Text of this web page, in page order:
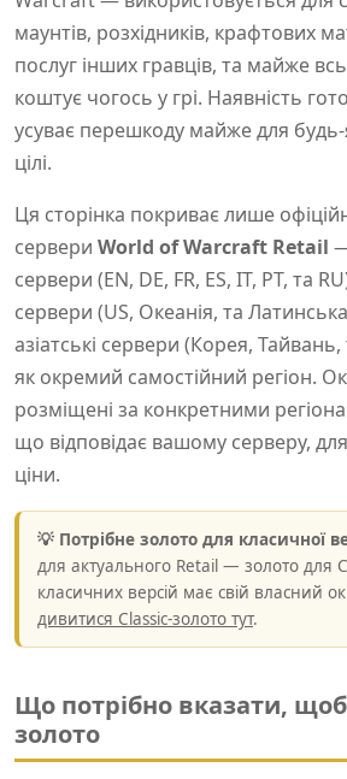
маунтів, розхідників, крафтових
послуг інших гравців, та майже
коштує чогось у грі. Наявність
усуває перешкоду майже для будь-
цілі.
Ця сторінка покриває лише
сервери World of Warcraft Retail
сервери (EN, DE, FR, ES, IT, PT, та
сервери (US, Океанія, та
азіатські сервери (Корея, Тайвань,
як окремий самостійний регіон.
розміщені за конкретними
що відповідає вашому серверу,
ціни.
💡 Потрібне золото для класичної
для актуального Retail — золото для
класичних версій має свій власний
дивитися Classic-золото тут.
Що потрібно вказати,
золото